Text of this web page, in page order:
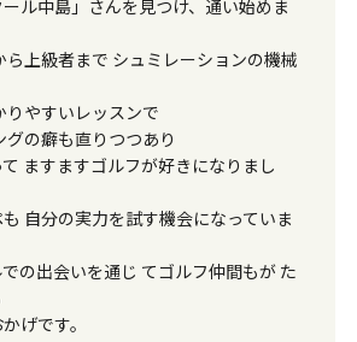
ール中島」さんを見つけ、通い始めま
ら上級者まで シュミレーションの機械
りやすいレッスンで
の癖も直りつつあり
ますますゴルフが好きになりまし
自分の実力を試す機会になっていま
の出会いを通じ てゴルフ仲間もが た
げです。